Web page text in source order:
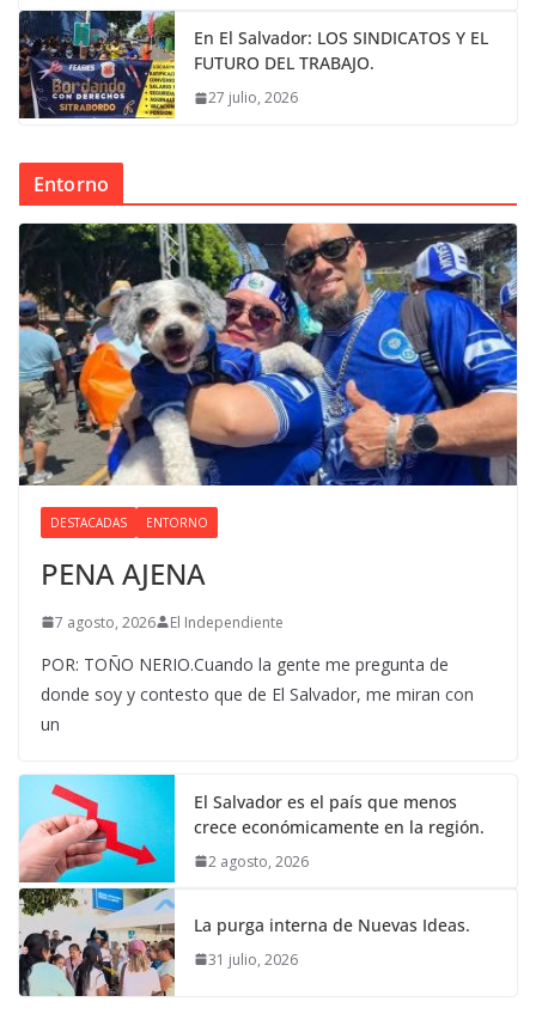
En El Salvador: LOS SINDICATOS Y EL
FUTURO DEL TRABAJO.
27 julio, 2026
Entorno
DESTACADAS ENTORNO
PENA AJENA
7 agosto, 2026 El Independiente
POR: TOÑO NERIO.Cuando la gente me pregunta de
donde soy y contesto que de El Salvador, me miran con
un
El Salvador es el país que menos
crece económicamente en la región.
2 agosto, 2026
La purga interna de Nuevas Ideas.
31 julio, 2026